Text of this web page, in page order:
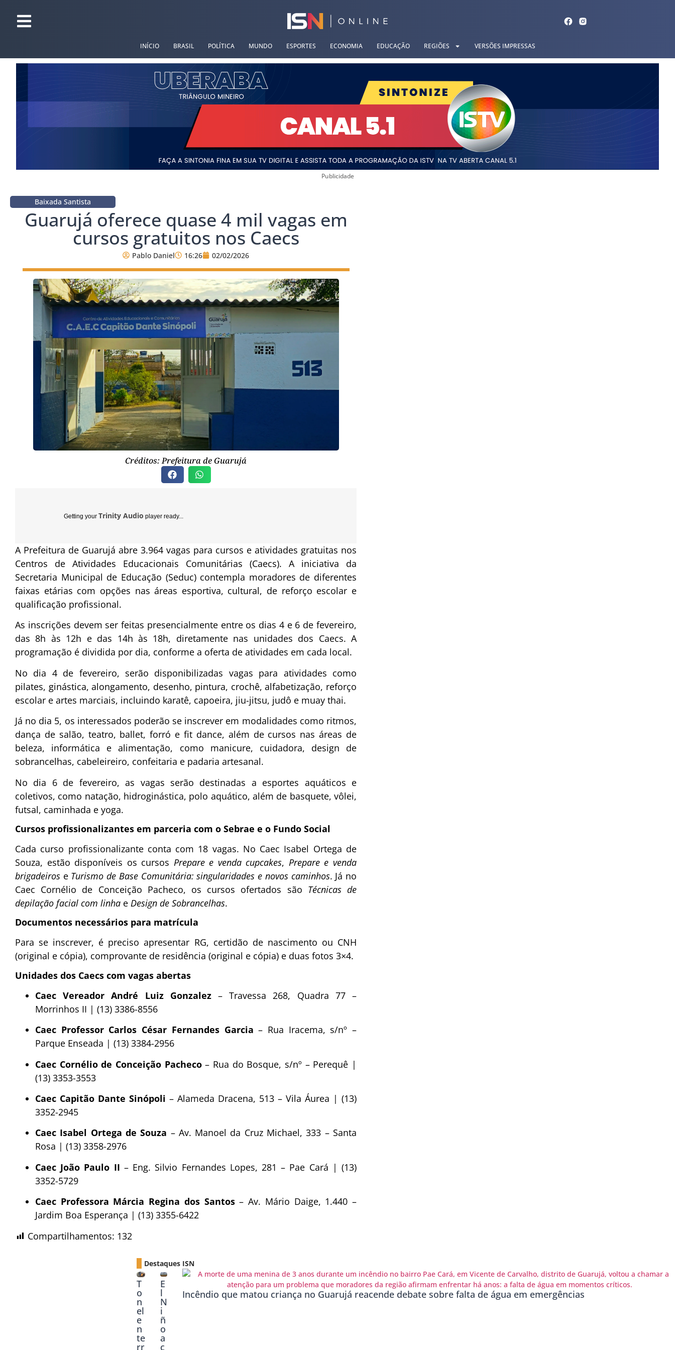
INÍCIO BRASIL POLÍTICA MUNDO ESPORTES ECONOMIA EDUCAÇÃO REGIÕES VERSÕES IMPRESSAS
Publicidade
Baixada Santista
Guarujá oferece quase 4 mil vagas em
cursos gratuitos nos Caecs
Pablo Daniel 16:26 02/02/2026
Créditos: Prefeitura de Guarujá
Getting your Trinity Audio player ready...
A Prefeitura de Guarujá abre 3.964 vagas para cursos e atividades gratuitas nos
Centros de Atividades Educacionais Comunitárias (Caecs). A iniciativa da
Secretaria Municipal de Educação (Seduc) contempla moradores de diferentes
faixas etárias com opções nas áreas esportiva, cultural, de reforço escolar e
qualificação profissional.
As inscrições devem ser feitas presencialmente entre os dias 4 e 6 de fevereiro,
das 8h às 12h e das 14h às 18h, diretamente nas unidades dos Caecs. A
programação é dividida por dia, conforme a oferta de atividades em cada local.
No dia 4 de fevereiro, serão disponibilizadas vagas para atividades como
pilates, ginástica, alongamento, desenho, pintura, crochê, alfabetização, reforço
escolar e artes marciais, incluindo karatê, capoeira, jiu-jitsu, judô e muay thai.
Já no dia 5, os interessados poderão se inscrever em modalidades como ritmos,
dança de salão, teatro, ballet, forró e fit dance, além de cursos nas áreas de
beleza, informática e alimentação, como manicure, cuidadora, design de
sobrancelhas, cabeleireiro, confeitaria e padaria artesanal.
No dia 6 de fevereiro, as vagas serão destinadas a esportes aquáticos e
coletivos, como natação, hidroginástica, polo aquático, além de basquete, vôlei,
futsal, caminhada e yoga.
Cursos profissionalizantes em parceria com o Sebrae e o Fundo Social
Cada curso profissionalizante conta com 18 vagas. No Caec Isabel Ortega de
Souza, estão disponíveis os cursos Prepare e venda cupcakes, Prepare e venda
brigadeiros e Turismo de Base Comunitária: singularidades e novos caminhos. Já no
Caec Cornélio de Conceição Pacheco, os cursos ofertados são Técnicas de
depilação facial com linha e Design de Sobrancelhas.
Documentos necessários para matrícula
Para se inscrever, é preciso apresentar RG, certidão de nascimento ou CNH
(original e cópia), comprovante de residência (original e cópia) e duas fotos 3×4.
Unidades dos Caecs com vagas abertas
Caec Vereador André Luiz Gonzalez– Travessa 268, Quadra 77 –
Morrinhos II | (13) 3386-8556
Caec Professor Carlos César Fernandes Garcia – Rua Iracema, s/nº –
Parque Enseada | (13) 3384-2956
Caec Cornélio de Conceição Pacheco– Rua do Bosque, s/nº – Perequê |
(13) 3353-3553
Caec Capitão Dante Sinópoli – Alameda Dracena, 513 – Vila Áurea | (13)
3352-2945
Caec Isabel Ortega de Souza – Av. Manoel da Cruz Michael, 333 – Santa
Rosa | (13) 3358-2976
Caec João Paulo II – Eng. Silvio Fernandes Lopes, 281 – Pae Cará | (13)
3352-5729
Caec Professora Márcia Regina dos Santos– Av. Mário Daige, 1.440 –
Jardim Boa Esperança | (13) 3355-6422
Compartilhamentos: 132
Destaques ISN
T
o
n
el
e
n
te
rr
E
l
N
i
ñ
o
a
c
Incêndio que matou criança no Guarujá reacende debate sobre falta de água em emergências